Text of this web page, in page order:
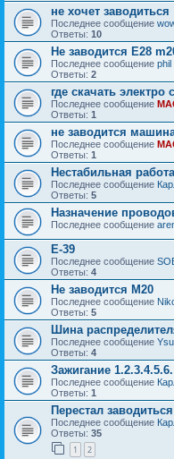
не хочет заводиться
Последнее сообщение
Ответы: 10
Не заводится E28
Последнее сообщение phil
Ответы: 2
где скачать
Последнее сообщение
Ответы: 1
не заводится
Последнее сообщение
Ответы: 1
Нестабильная
Последнее сообщение
Ответы: 5
Назначение
Последнее сообщение
E-39
Последнее сообщение
Ответы: 4
Не заводится М20
Последнее сообщение
Ответы: 5
Шина
Последнее сообщение
Ответы: 4
Зажигание
Последнее сообщение
Ответы: 1
Перестал
Последнее сообщение
Ответы: 35
1 2